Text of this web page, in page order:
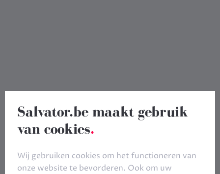
Salvator.be maakt gebruik
van cookies.
Wij gebruiken cookies om het functioneren van
onze website te bevorderen. Ook om uw